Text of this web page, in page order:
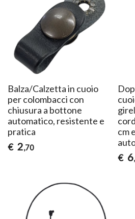
Balza/Calzetta in cuoio
per colombacci con
chiusura a bottone
automatico, resistente e
pratica
€ 2,70
cm
€ 6